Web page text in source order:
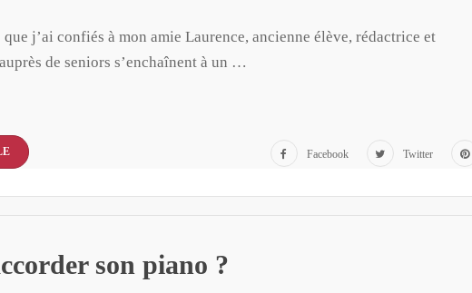
j’ai confiés à mon amie Laurence, ancienne élève, rédactrice et
de seniors s’enchaînent à un …
Facebook Twitter
son piano ?